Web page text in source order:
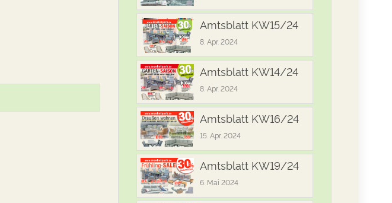
Amtsblatt KW15/24
8. Apr. 2024
Amtsblatt KW14/24
8. Apr. 2024
Amtsblatt KW16/24
15. Apr. 2024
Amtsblatt KW19/24
6. Mai 2024